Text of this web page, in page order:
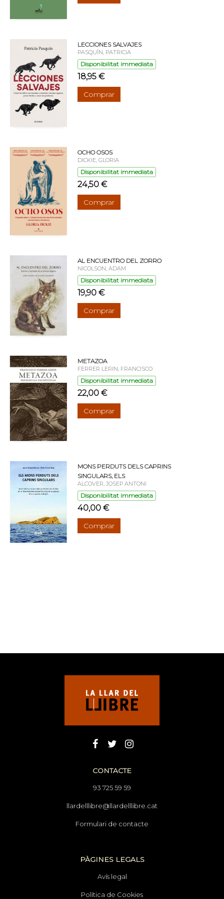
LECCIONES SALVAJES
PASQUÍN, PATRICIA
Disponibilitat immediata
18,95 €
Comprar
OCHO OSOS
DICKIE, GLORIA
Disponibilitat immediata
24,50 €
Comprar
AL ENCUENTRO DEL ZORRO
NICOLSON, ADAM
Disponibilitat immediata
19,90 €
Comprar
METAZOA
FERRER LERIN, FRANCISCO
Disponibilitat immediata
22,00 €
Comprar
MONS PERDUTS DELS CAPRINS
SINGULARS, ELS
ALCOVER, JOSEP ANTONI
Disponibilitat immediata
40,00 €
Comprar
CONTACTE
93 725 59 59
llardelllibre@llardelllibre.cat
Formulari de contacte
PÀGINES LEGALS
Avís legal
Política de Cookies